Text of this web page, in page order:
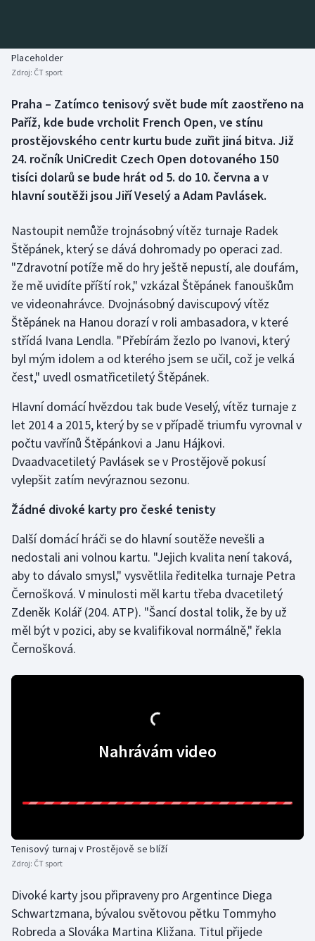
Biatlon
Boby a skeleton
Box
Curling
Florbal
Futsal
Golf
Gymnastika
Házená
Jezdectví
Judo
Krasobruslení
Lezení
Lyže a snowboard
Moderní pětiboj
Motorsport
Olympijské hry
Plážový volejbal
Rychlostní kanoistika
Short track
Sportovní střelba
Aplikace ČT sport
AZ kvíz
Placeholder
Zdroj: ČT sport
Praha – Zatímco tenisový svět bude mít zaostřeno na
Paříž, kde bude vrcholit French Open, ve stínu
prostějovského centr kurtu bude zuřit jiná bitva. Již
24. ročník UniCredit Czech Open dotovaného 150
tisíci dolarů se bude hrát od 5. do 10. června a v
hlavní soutěži jsou Jiří Veselý a Adam Pavlásek.
Nastoupit nemůže trojnásobný vítěz turnaje Radek
Štěpánek, který se dává dohromady po operaci zad.
"Zdravotní potíže mě do hry ještě nepustí, ale doufám,
že mě uvidíte příští rok," vzkázal Štěpánek fanouškům
ve videonahrávce. Dvojnásobný daviscupový vítěz
Štěpánek na Hanou dorazí v roli ambasadora, v které
střídá Ivana Lendla. "Přebírám žezlo po Ivanovi, který
byl mým idolem a od kterého jsem se učil, což je velká
čest," uvedl osmatřicetiletý Štěpánek.
Hlavní domácí hvězdou tak bude Veselý, vítěz turnaje z
let 2014 a 2015, který by se v případě triumfu vyrovnal v
počtu vavřínů Štěpánkovi a Janu Hájkovi.
Dvaadvacetiletý Pavlásek se v Prostějově pokusí
vylepšit zatím nevýraznou sezonu.
Žádné divoké karty pro české tenisty
Další domácí hráči se do hlavní soutěže nevešli a
nedostali ani volnou kartu. "Jejich kvalita není taková,
aby to dávalo smysl," vysvětlila ředitelka turnaje Petra
Černošková. V minulosti měl kartu třeba dvacetiletý
Zdeněk Kolář (204. ATP). "Šancí dostal tolik, že by už
měl být v pozici, aby se kvalifikoval normálně," řekla
Černošková.
Nahrávám video
Tenisový turnaj v Prostějově se blíží
Zdroj: ČT sport
Divoké karty jsou připraveny pro Argentince Diega
Schwartzmana, bývalou světovou pětku Tommyho
Robreda a Slováka Martina Kližana. Titul přijede